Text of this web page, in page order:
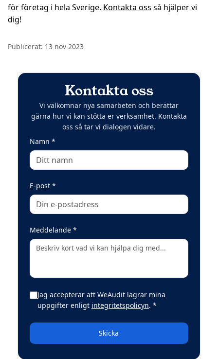
för företag i hela Sverige. Kontakta oss så hjälper vi
dig!
Publicerat: 13 nov 2023
Kontakta oss
Vi välkomnar nya samarbeten och berättar
gärna hur vi kan stötta er verksamhet. Kontakta
oss så tar vi dialogen vidare.
Namn *(obligatoriskt)
E-post *(obligatoriskt)
Meddelande *(obligatoriskt)
Jag accepterar att WeAudit lagrar mina
uppgifter enligt integritetspolicyn. *(obligatoriskt)
Skicka